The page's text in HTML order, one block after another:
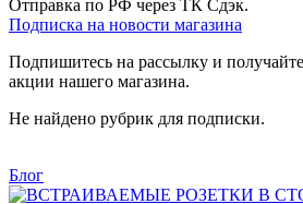
Отправка по РФ через ТК Сдэк.
Подписка на новости магазина
Подпишитесь на рассылку и
акции нашего магазина.
Не найдено рубрик для подписки.
Блог